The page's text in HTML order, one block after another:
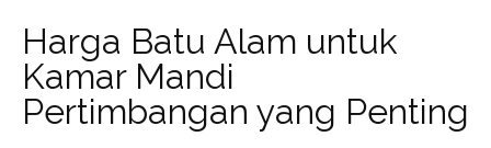
Harga Batu Alam untuk
Kamar Mandi
Pertimbangan yang Penting